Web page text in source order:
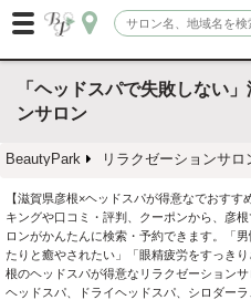
「ヘッドスパで失敗しない
ンサロン
BeautyPark リラクゼーションサロ
【滋賀県彦根×ヘッドスパが得意なでおす
キングや口コミ・評判、クーポンから、彦
ロンがかんたんに検索・予約できます。「
たりと癒やされたい」「眼精疲労をすっき
根のヘッドスパが得意なリラクゼーション
ヘッドスパ、ドライヘッドスパ、シロダー